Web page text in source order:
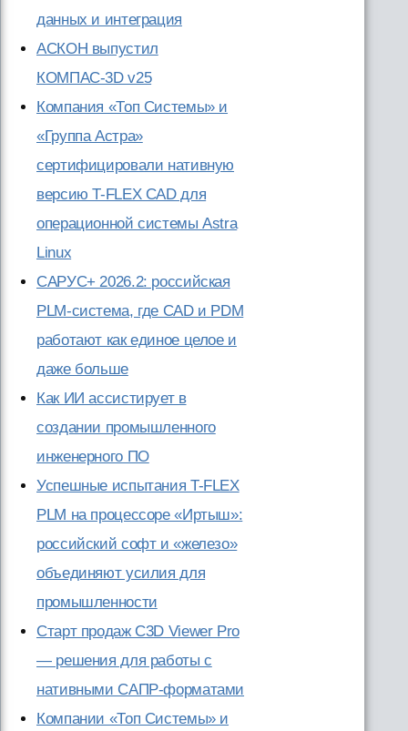
данных и интеграция
АСКОН выпустил
КОМПАС-3D v25
Компания «Топ Системы» и
«Группа Астра»
сертифицировали нативную
версию T-FLEX CAD для
операционной системы Astra
Linux
САРУС+ 2026.2: российская
PLM-система, где CAD и PDM
работают как единое целое и
даже больше
Как ИИ ассистирует в
создании промышленного
инженерного ПО
Успешные испытания T-FLEX
PLM на процессоре «Иртыш»:
российский софт и «железо»
объединяют усилия для
промышленности
Старт продаж C3D Viewer Pro
— решения для работы с
нативными САПР-форматами
Компании «Топ Системы» и